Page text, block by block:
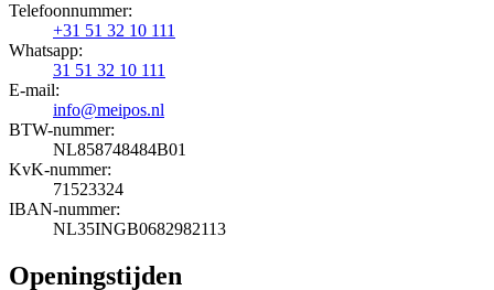
Telefoonnummer:
+31 51 32 10 111
Whatsapp:
31 51 32 10 111
E-mail:
info@meipos.nl
BTW-nummer:
NL858748484B01
KvK-nummer:
71523324
IBAN-nummer:
NL35INGB0682982113
Openingstijden